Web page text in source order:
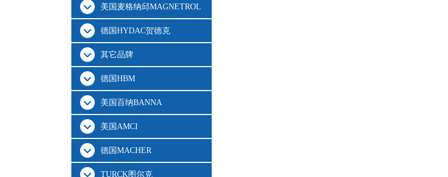
美国麦格纳邱MAGNETROL
德国HYDAC贺德克
其它品牌
德国HBM
美国百纳BANNA
美国AMCI
德国MACHER
TURCK图尔克